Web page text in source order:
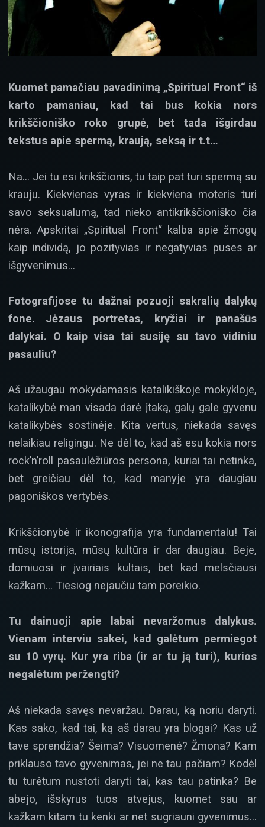
Kuomet pamačiau pavadinimą „Spiritual Front“ iš
karto pamaniau, kad tai bus kokia nors
krikščioniško roko grupė, bet tada išgirdau
tekstus apie spermą, kraują, seksą ir t.t…
Na… Jei tu esi krikščionis, tu taip pat turi spermą su
krauju. Kiekvienas vyras ir kiekviena moteris turi
savo seksualumą, tad nieko antikrikščioniško čia
nėra. Apskritai „Spiritual Front“ kalba apie žmogų
kaip individą, jo pozityvias ir negatyvias puses ar
išgyvenimus…
Fotografijose tu dažnai pozuoji sakralių dalykų
fone. Jėzaus portretas, kryžiai ir panašūs
dalykai. O kaip visa tai susiję su tavo vidiniu
pasauliu?
Aš užaugau mokydamasis katalikiškoje mokykloje,
katalikybė man visada darė įtaką, galų gale gyvenu
katalikybės sostinėje. Kita vertus, niekada savęs
nelaikiau religingu. Ne dėl to, kad aš esu kokia nors
rock’n’roll pasaulėžiūros persona, kuriai tai netinka,
bet greičiau dėl to, kad manyje yra daugiau
pagoniškos vertybės.
Krikščionybė ir ikonografija yra fundamentalu! Tai
mūsų istorija, mūsų kultūra ir dar daugiau. Beje,
domiuosi ir įvairiais kultais, bet kad melsčiausi
kažkam… Tiesiog nejaučiu tam poreikio.
Tu dainuoji apie labai nevaržomus dalykus.
Vienam interviu sakei, kad galėtum permiegot
su 10 vyrų. Kur yra riba (ir ar tu ją turi), kurios
negalėtum peržengti?
Aš niekada savęs nevaržau. Darau, ką noriu daryti.
Kas sako, kad tai, ką aš darau yra blogai? Kas už
tave sprendžia? Šeima? Visuomenė? Žmona? Kam
priklauso tavo gyvenimas, jei ne tau pačiam? Kodėl
tu turėtum nustoti daryti tai, kas tau patinka? Be
abejo, išskyrus tuos atvejus, kuomet sau ar
kažkam kitam tu kenki ar net sugriauni gyvenimus…